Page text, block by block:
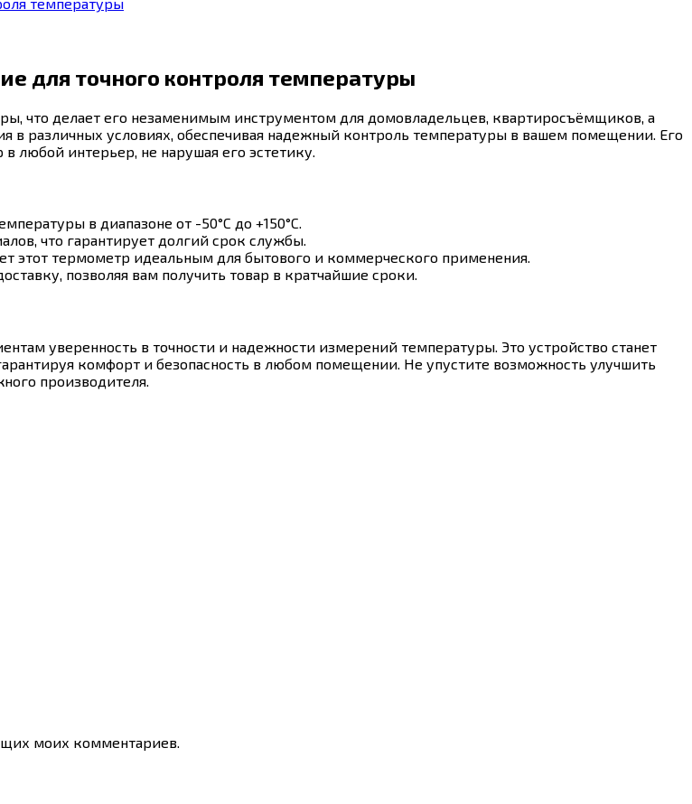
для точного контроля температуры
что делает его незаменимым инструментом для домовладельцев, квартиросъёмщиков, а
в различных условиях, обеспечивая надежный контроль температуры в вашем помещении. Его
любой интерьер, не нарушая его эстетику.
в диапазоне от -50°C до +150°C.
что гарантирует долгий срок службы.
этот термометр идеальным для бытового и коммерческого применения.
позволяя вам получить товар в кратчайшие сроки.
уверенность в точности и надежности измерений температуры. Это устройство станет
комфорт и безопасность в любом помещении. Не упустите возможность улучшить
производителя.
моих комментариев.